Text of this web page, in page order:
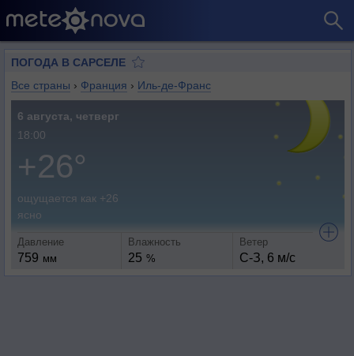
ПОГОДА В САРСЕЛЕ
Все страны › Франция › Иль-де-Франс
6 августа, четверг
18:00
+26°
ощущается как +26
ясно
Давление
759 мм
Влажность
25 %
Ветер
С-З, 6 м/с